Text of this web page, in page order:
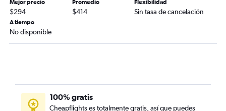
Mejor precio
$294
Promedio
$414
Flexibilidad
Sin tasa de cancelación
A tiempo
No disponible
100% gratis
Cheapflights es totalmente gratis, así que puedes